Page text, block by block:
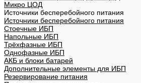
Микро ЦОД
Источники бесперебойного питания
Источники бесперебойного питания
Стоечные ИБП
Напольные ИБП
Трёхфазные ИБП
Однофазные ИБП
АКБ и блоки батарей
Дополнительные элементы для ИБП
Резервирование питания